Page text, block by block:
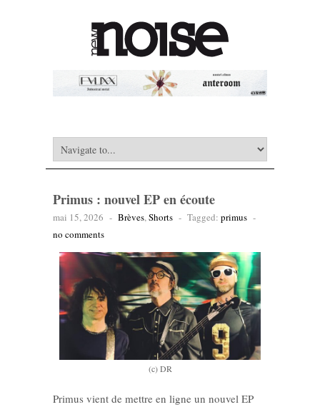
Primus : nouvel EP en écoute
mai 15, 2026 - Brèves,Shorts - Tagged: primus -
no comments
(c) DR
Primus vient de mettre en ligne un nouvel EP